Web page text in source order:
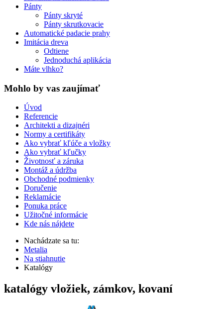
Pánty
Pánty skryté
Pánty skrutkovacie
Automatické padacie prahy
Imitácia dreva
Odtiene
Jednoduchá aplikácia
Máte vlhko?
Mohlo by vas zaujímať
Úvod
Referencie
Architekti a dizajnéri
Normy a certifikáty
Ako vybrať kľúče a vložky
Ako vybrať kľučky
Životnosť a záruka
Montáž a údržba
Obchodné podmienky
Doručenie
Reklamácie
Ponuka práce
Užitočné informácie
Kde nás nájdete
Nachádzate sa tu:
Metalia
Na stiahnutie
Katalógy
katalógy vložiek, zámkov, kovaní